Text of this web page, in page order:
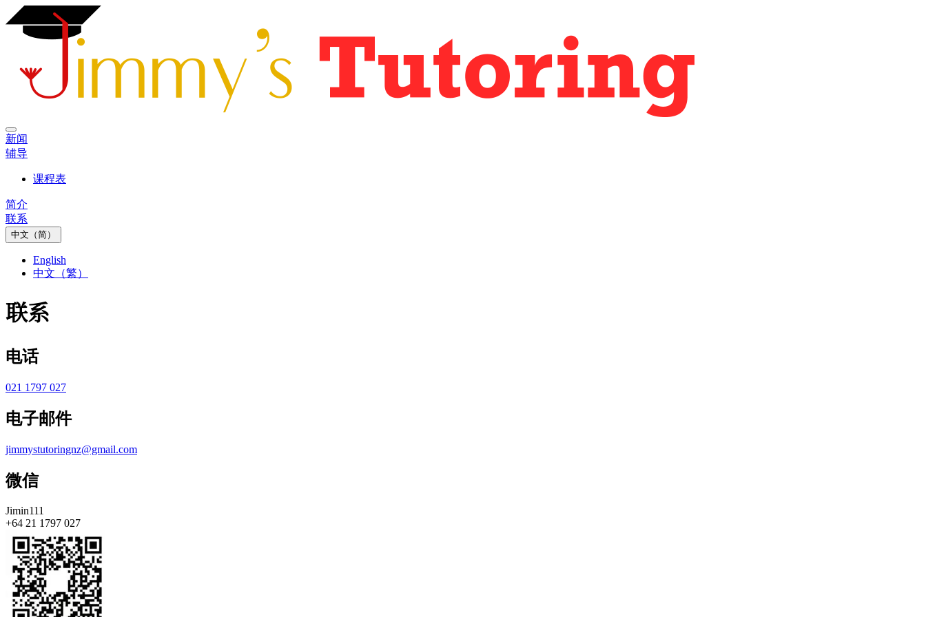
新闻
辅导
课程表
简介
联系
中文（简）
English
中文（繁）
联系
电话
021 1797 027
电子邮件
jimmystutoringnz@gmail.com
微信
Jimin111
+64 21 1797 027